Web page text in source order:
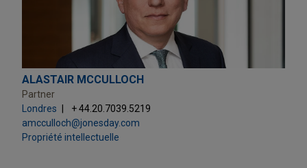
ALASTAIR MCCULLOCH
Partner
Londres
+ 44.20.7039.5219
amcculloch@jonesday.com
Propriété intellectuelle